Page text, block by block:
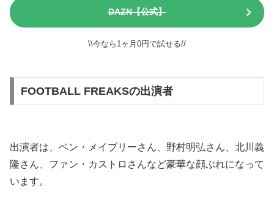
DAZN【公式】
\\今なら1ヶ月0円で試せる//
FOOTBALL FREAKSの出演者
出演者は、ベン・メイブリーさん、野村明弘さん、北川義
隆さん、ファン・カストロさんなど豪華な顔ぶれになって
います。